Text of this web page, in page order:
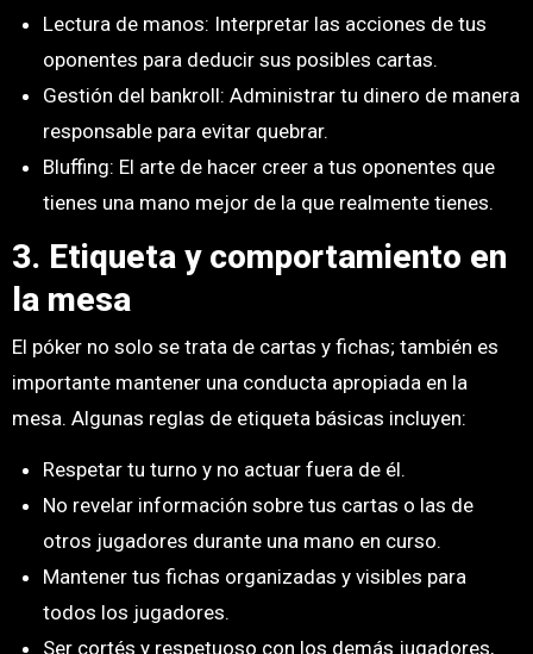
Lectura de manos: Interpretar las acciones de tus
oponentes para deducir sus posibles cartas.
Gestión del bankroll: Administrar tu dinero de manera
responsable para evitar quebrar.
Bluffing: El arte de hacer creer a tus oponentes que
tienes una mano mejor de la que realmente tienes.
3. Etiqueta y comportamiento en
la mesa
El póker no solo se trata de cartas y fichas; también es
importante mantener una conducta apropiada en la
mesa. Algunas reglas de etiqueta básicas incluyen:
Respetar tu turno y no actuar fuera de él.
No revelar información sobre tus cartas o las de
otros jugadores durante una mano en curso.
Mantener tus fichas organizadas y visibles para
todos los jugadores.
Ser cortés y respetuoso con los demás jugadores,